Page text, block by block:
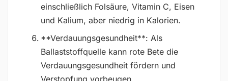
einschließlich Folsäure, Vitamin C, Eisen
und Kalium, aber niedrig in Kalorien.
**Verdauungsgesundheit**: Als
Ballaststoffquelle kann rote Bete die
Verdauungsgesundheit fördern und
Verstopfung vorbeugen.